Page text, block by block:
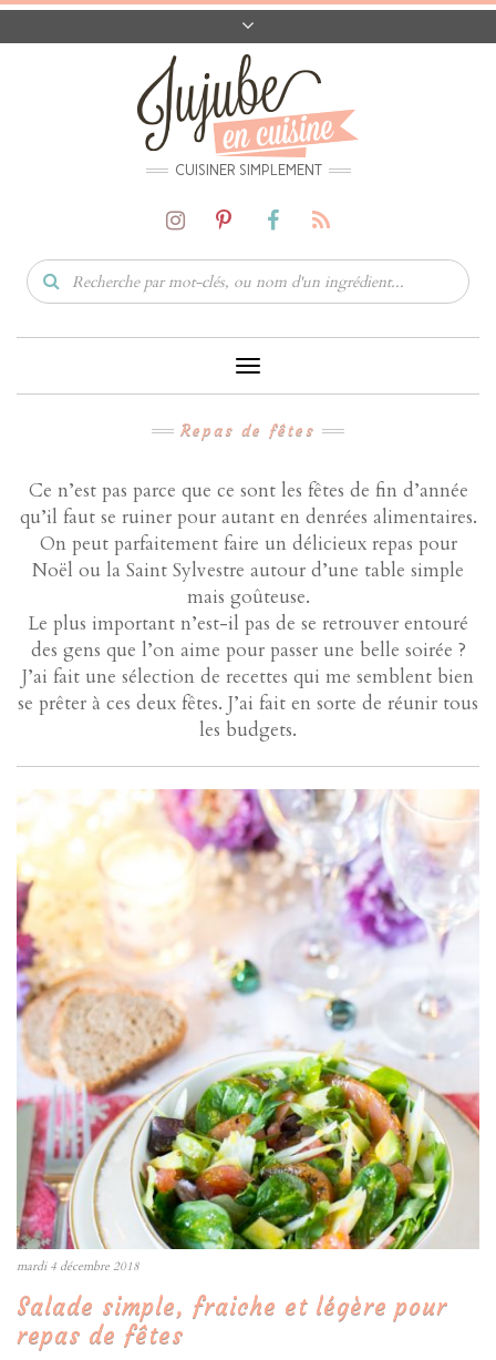
CONTACT
CODES PROMO
MATÉRIEL
CUISINER SIMPLEMENT
Toggle
Navigation
Repas de fêtes
Ce n’est pas parce que ce sont les fêtes de fin d’année
qu’il faut se ruiner pour autant en denrées alimentaires.
On peut parfaitement faire un délicieux repas pour
Noël ou la Saint Sylvestre autour d’une table simple
mais goûteuse.
Le plus important n’est-il pas de se retrouver entouré
des gens que l’on aime pour passer une belle soirée ?
J’ai fait une sélection de recettes qui me semblent bien
se prêter à ces deux fêtes. J’ai fait en sorte de réunir tous
les budgets.
mardi 4 décembre 2018
Salade simple, fraiche et légère pour
repas de fêtes